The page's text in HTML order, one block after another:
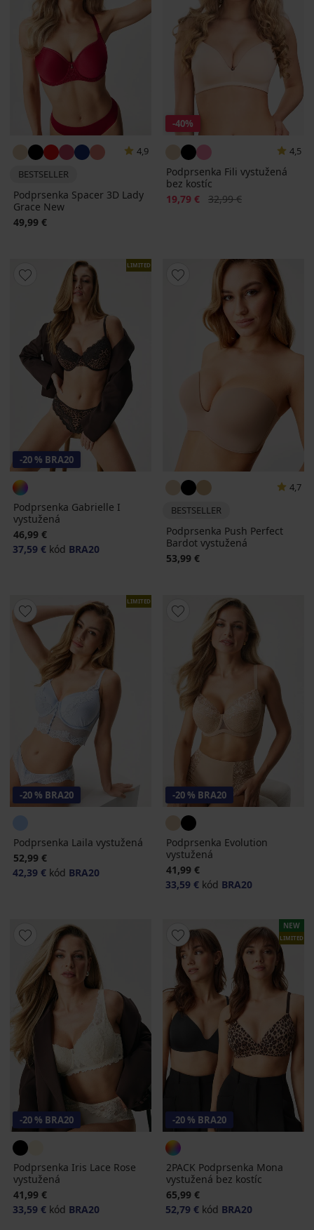
4,9
BESTSELLER
Podprsenka Spacer 3D Lady
Grace New
49,99 €
-40%
4,5
Podprsenka Fili vystužená
bez kostíc
Zľava
19,79 € Pôvodná cena
32,99 €
LIMITED
-20 % BRA20
Podprsenka Gabrielle I
vystužená
46,99 €
37,59 € kód BRA20
4,7
BESTSELLER
Podprsenka Push Perfect
Bardot vystužená
53,99 €
LIMITED
-20 % BRA20
Podprsenka Laila vystužená
52,99 €
42,39 € kód BRA20
-20 % BRA20
Podprsenka Evolution
vystužená
41,99 €
33,59 € kód BRA20
-20 % BRA20
Podprsenka Iris Lace Rose
vystužená
41,99 €
33,59 € kód BRA20
NEW
LIMITED
-20 % BRA20
2PACK Podprsenka Mona
vystužená bez kostíc
65,99 €
52,79 € kód BRA20